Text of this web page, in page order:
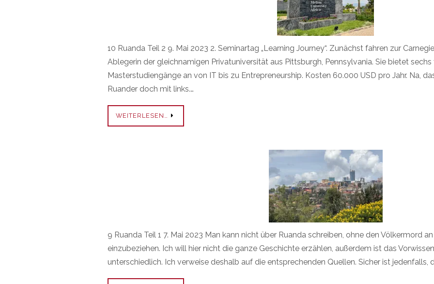
10 Ruanda Teil 2 9. Mai 2023 2. Seminartag „Learning Journey“. Zunächst fahren zur
Ablegerin der gleichnamigen Privatuniversität aus Pittsburgh, Pennsylvania. Sie bietet
Masterstudiengänge an von IT bis zu Entrepreneurship. Kosten 60.000 USD pro Jahr. Na,
Ruander doch mit links.…
WEITERLESEN…
9 Ruanda Teil 1 7. Mai 2023 Man kann nicht über Ruanda schreiben, ohne den Völkermord
einzubeziehen. Ich will hier nicht die ganze Geschichte erzählen, außerdem ist das
unterschiedlich. Ich verweise deshalb auf die entsprechenden Quellen. Sicher ist jedenfalls,